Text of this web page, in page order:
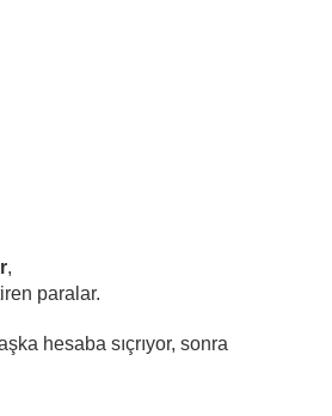
,
paralar.
hesaba sıçrıyor, sonra